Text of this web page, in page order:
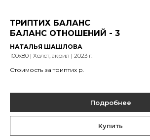
ТРИПТИХ БАЛАНС
БАЛАНС ОТНОШЕНИЙ - 3
НАТАЛЬЯ ШАШЛОВА
100х80 | Холст, акрил | 2023 г.
Стоимость за триптих р.
Подробнее
Купить